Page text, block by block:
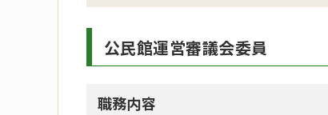
公民館運営審議会委員
職務内容